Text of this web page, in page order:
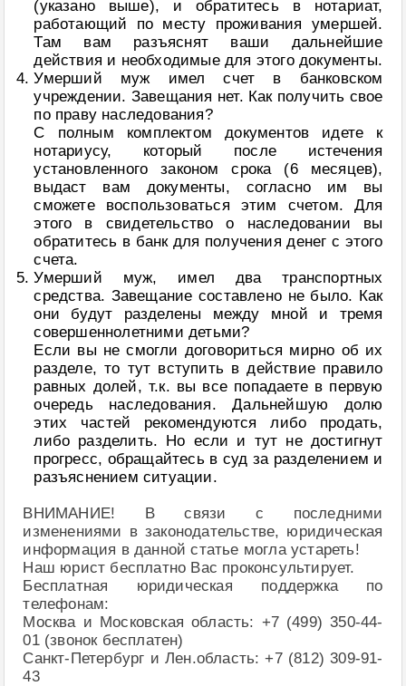
(указано выше), и обратитесь в нотариат,
работающий по месту проживания умершей.
Там вам разъяснят ваши дальнейшие
действия и необходимые для этого документы.
Умерший муж имел счет в банковском
учреждении. Завещания нет. Как получить свое
по праву наследования?
С полным комплектом документов идете к
нотариусу, который после истечения
установленного законом срока (6 месяцев),
выдаст вам документы, согласно им вы
сможете воспользоваться этим счетом. Для
этого в свидетельство о наследовании вы
обратитесь в банк для получения денег с этого
счета.
Умерший муж, имел два транспортных
средства. Завещание составлено не было. Как
они будут разделены между мной и тремя
совершеннолетними детьми?
Если вы не смогли договориться мирно об их
разделе, то тут вступить в действие правило
равных долей, т.к. вы все попадаете в первую
очередь наследования. Дальнейшую долю
этих частей рекомендуются либо продать,
либо разделить. Но если и тут не достигнут
прогресс, обращайтесь в суд за разделением и
разъяснением ситуации.
ВНИМАНИЕ! В связи с последними
изменениями в законодательстве, юридическая
информация в данной статье могла устареть!
Наш юрист бесплатно Вас проконсультирует.
Бесплатная юридическая поддержка по
телефонам:
Москва и Московская область: +7 (499) 350-44-
01 (звонок бесплатен)
Санкт-Петербург и Лен.область: +7 (812) 309-91-
43